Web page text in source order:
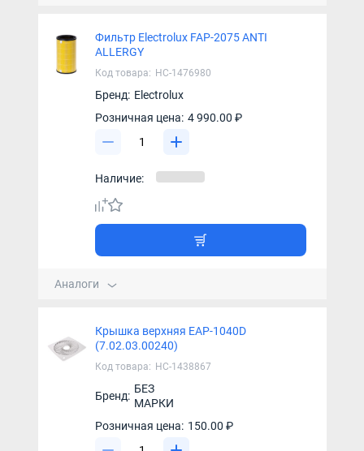
Фильтр Electrolux FAP-2075 ANTI
ALLERGY
Код товара: НС-1476980
Бренд: Electrolux
Розничная цена: 4 990.00 ₽
Наличие:
Аналоги
Крышка верхняя EAP-1040D
(7.02.03.00240)
Код товара: НС-1438867
Бренд:
БЕЗ
МАРКИ
Розничная цена: 150.00 ₽